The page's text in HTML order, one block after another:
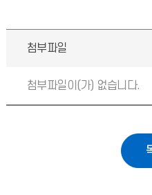
첨부파일
첨부파일이(가) 없습니다.